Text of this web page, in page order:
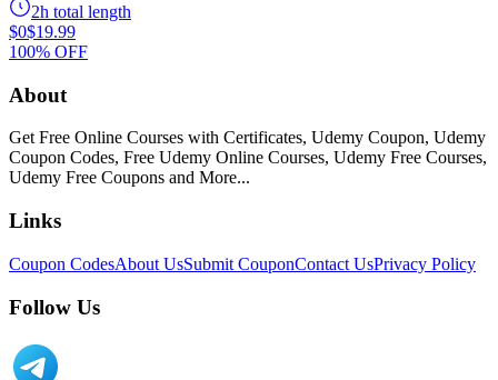
2h total length
$0$19.99
100% OFF
About
Get Free Online Courses with Certificates, Udemy Coupon, Udemy
Coupon Codes, Free Udemy Online Courses, Udemy Free Courses,
Udemy Free Coupons and More...
Links
Coupon CodesAbout UsSubmit CouponContact UsPrivacy Policy
Follow Us